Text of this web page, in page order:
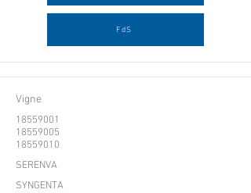
FdS
Vigne
18559001
18559005
18559010
SERENVA
SYNGENTA